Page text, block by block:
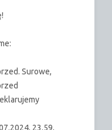
Surowe,
23.59,